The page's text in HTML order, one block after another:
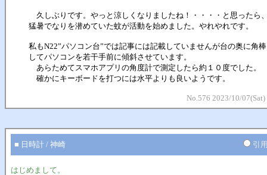
久しぶりです。やっと涼しくなりましたね！・・・・と思ったら
猛暑でなりを潜めていた蚊が活動を始めました。やれやれです。
私もN22”パソコン台”では記事には記載していませんが台の奥に角
してパソコンを若干手前に傾斜させています。
あらためてスマホアプリの角度計で測定したら約１０度でした。
確かにキーボードを打つには水平よりも良いようです。
No.576 2023/10/
■ 日時計 / 神崎 引
はじめまして。